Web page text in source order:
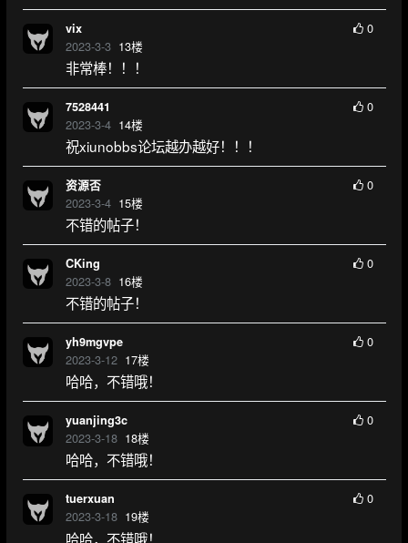
vix
2023-3-3 13楼
0
非常棒！！！
7528441
2023-3-4 14楼
0
祝xiunobbs论坛越办越好！！！
资源否
2023-3-4 15楼
0
不错的帖子！
CKing
2023-3-8 16楼
0
不错的帖子！
yh9mgvpe
2023-3-12 17楼
0
哈哈，不错哦！
yuanjing3c
2023-3-18 18楼
0
哈哈，不错哦！
tuerxuan
2023-3-18 19楼
0
哈哈，不错哦！